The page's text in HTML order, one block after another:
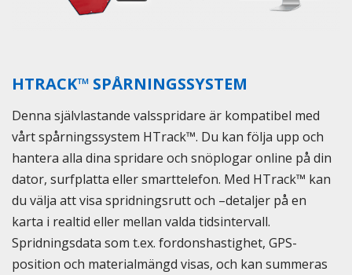
HTRACK™ SPÅRNINGSSYSTEM
Denna självlastande valsspridare är kompatibel med
vårt spårningssystem HTrack™. Du kan följa upp och
hantera alla dina spridare och snöplogar online på din
dator, surfplatta eller smarttelefon. Med HTrack™ kan
du välja att visa spridningsrutt och –detaljer på en
karta i realtid eller mellan valda tidsintervall.
Spridningsdata som t.ex. fordonshastighet, GPS-
position och materialmängd visas, och kan summeras